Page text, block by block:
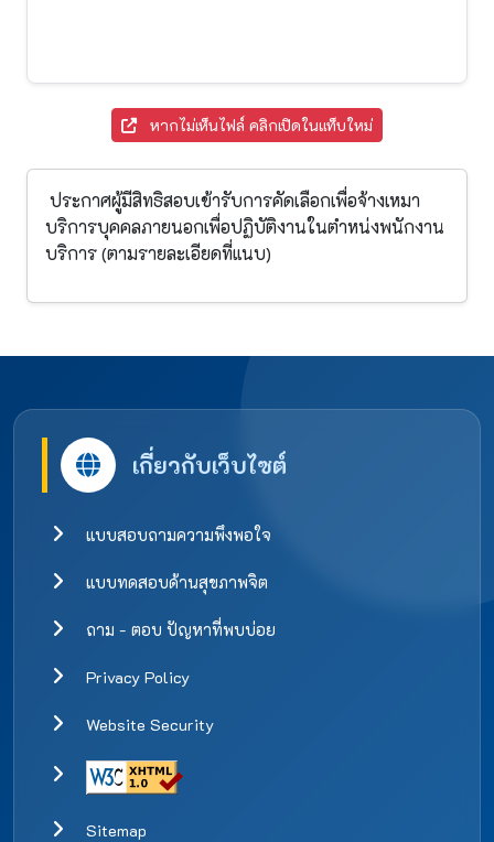
หากไม่เห็นไฟล์ คลิกเปิดในแท็บใหม่
ประกาศผู้มีสิทธิสอบเข้ารับการคัดเลือกเพื่อจ้างเหมา
บริการบุคคลภายนอกเพื่อปฏิบัติงานในตำหน่งพนักงาน
บริการ (ตามรายละเอียดที่แนบ)
เกี่ยวกับเว็บไซต์
แบบสอบถามความพึงพอใจ
แบบทดสอบด้านสุขภาพจิต
ถาม - ตอบ ปัญหาที่พบบ่อย
Privacy Policy
Website Security
Sitemap